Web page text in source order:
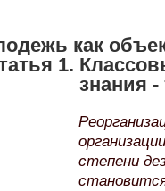
как
1.
знания
степени